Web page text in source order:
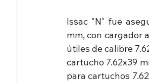
Issac "N" fue
mm, con cargador
útiles de calibre
cartucho 7.62x39
para cartuchos